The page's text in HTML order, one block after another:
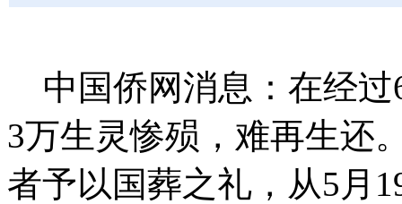
中国侨网消息：在经过
3万生灵惨殒，难再生还
者予以国葬之礼，从5月